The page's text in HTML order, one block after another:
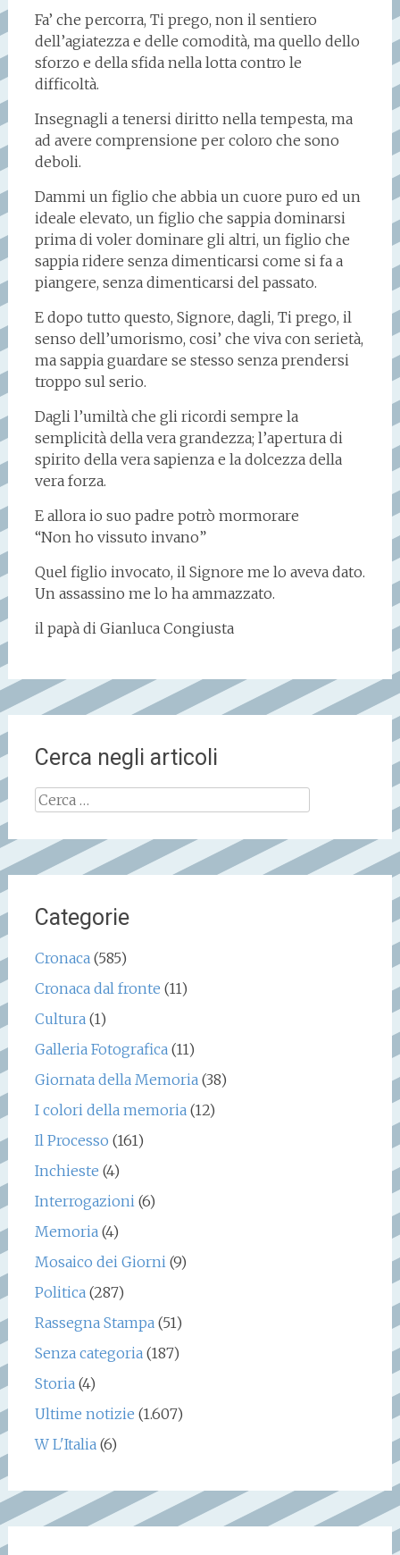
Fa’ che percorra, Ti prego, non il sentiero
dell’agiatezza e delle comodità, ma quello dello
sforzo e della sfida nella lotta contro le
difficoltà.
Insegnagli a tenersi diritto nella tempesta, ma
ad avere comprensione per coloro che sono
deboli.
Dammi un figlio che abbia un cuore puro ed un
ideale elevato, un figlio che sappia dominarsi
prima di voler dominare gli altri, un figlio che
sappia ridere senza dimenticarsi come si fa a
piangere, senza dimenticarsi del passato.
E dopo tutto questo, Signore, dagli, Ti prego, il
senso dell’umorismo, cosi’ che viva con serietà,
ma sappia guardare se stesso senza prendersi
troppo sul serio.
Dagli l’umiltà che gli ricordi sempre la
semplicità della vera grandezza; l’apertura di
spirito della vera sapienza e la dolcezza della
vera forza.
E allora io suo padre potrò mormorare
“Non ho vissuto invano”
Quel figlio invocato, il Signore me lo aveva dato.
Un assassino me lo ha ammazzato.
il papà di Gianluca Congiusta
Cerca negli articoli
Ricerca
Categorie
Cronaca(585)
Cronaca dal fronte (11)
Cultura(1)
Galleria Fotografica(11)
Giornata della Memoria(38)
I colori della memoria(12)
Il Processo (161)
Inchieste (4)
Interrogazioni(6)
Memoria(4)
Mosaico dei Giorni(9)
Politica(287)
Rassegna Stampa(51)
Senza categoria(187)
Storia(4)
Ultime notizie (1.607)
W L'Italia(6)